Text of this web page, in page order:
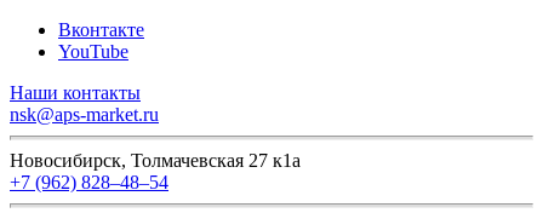
Вконтакте
YouTube
Наши контакты
nsk@aps-market.ru
Новосибирск, Толмачевская 27 к1а
+7 (962) 828‒48‒54